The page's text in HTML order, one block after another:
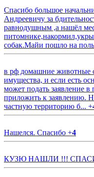
Спасибо большое
Андреевичу за
равнодушным ,а нашёл
собак.Майи пошло на
в рф домашние животные
имущества, и если есть
может подать заявление в
приложить к заявлению.
частную территорию б... +
Нашелся. Спасибо +4
КУЗЮ НАШЛИ !!!